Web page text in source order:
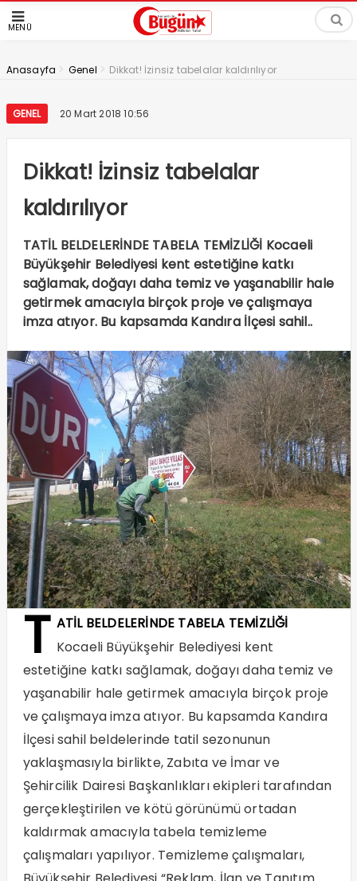
MENÜ
Anasayfa > Genel > Dikkat! İzinsiz tabelalar kaldırılıyor
GENEL 20 Mart 2018 10:56
Dikkat! İzinsiz tabelalar
kaldırılıyor
TATİL BELDELERİNDE TABELA TEMİZLİĞİ Kocaeli
Büyükşehir Belediyesi kent estetiğine katkı
sağlamak, doğayı daha temiz ve yaşanabilir hale
getirmek amacıyla birçok proje ve çalışmaya
imza atıyor. Bu kapsamda Kandıra İlçesi sahil..
T ATİL BELDELERİNDE TABELA TEMİZLİĞİ
Kocaeli Büyükşehir Belediyesi kent
estetiğine katkı sağlamak, doğayı daha temiz ve
yaşanabilir hale getirmek amacıyla birçok proje
ve çalışmaya imza atıyor. Bu kapsamda Kandıra
İlçesi sahil beldelerinde tatil sezonunun
yaklaşmasıyla birlikte, Zabıta ve İmar ve
Şehircilik Dairesi Başkanlıkları ekipleri tarafından
gerçekleştirilen ve kötü görünümü ortadan
kaldırmak amacıyla tabela temizleme
çalışmaları yapılıyor. Temizleme çalışmaları,